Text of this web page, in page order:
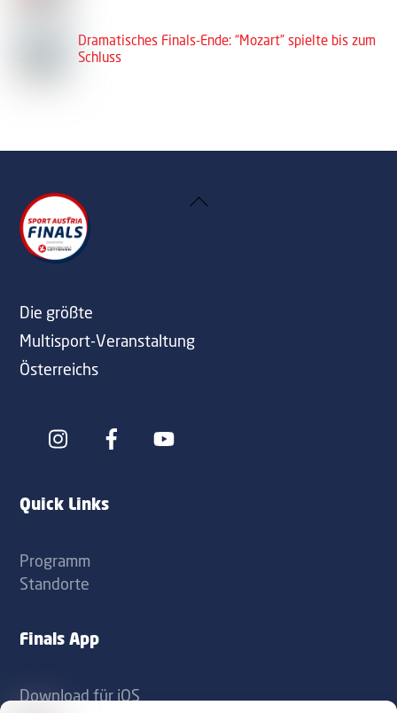
Dramatisches Finals-Ende: “Mozart” spielte bis zum
Schluss
Back
Die größte
Multisport-Veranstaltung
Österreichs
Icon
Icon
Quick Links
Programm
Standorte
Finals App
Download für iOS